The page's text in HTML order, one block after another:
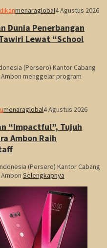
menaraglobal4 Agustus 2026
Dunia Penerbangan
Lewat “School
(Persero) Kantor Cabang
menggelar program
menaraglobal4 Agustus 2026
“Impactful”, Tujuh
Ambon Raih
(Persero) Kantor Cabang
Selengkapnya